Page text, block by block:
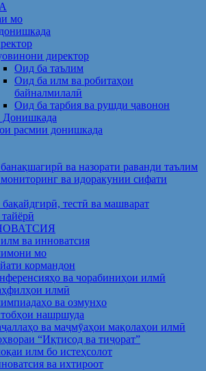
мо
директор
Оид ба таълим
Оид ба илм ва робитаҳои
байналмилалӣ
Оид ба тарбия ва рушди ҷавонон
Донишкада
расмии донишкада
ва назорати раванди таълим
ва идоракунии сифати
тестӣ ва машварат
ва инноватсия
мо
кормандон
ва чорабиниҳои илмӣ
илмӣ
ва озмунҳо
нашршуда
ва маҷмӯаҳои мақолаҳои илмӣ
“Иқтисод ва тиҷорат”
илм бо истеҳсолот
ва ихтироот